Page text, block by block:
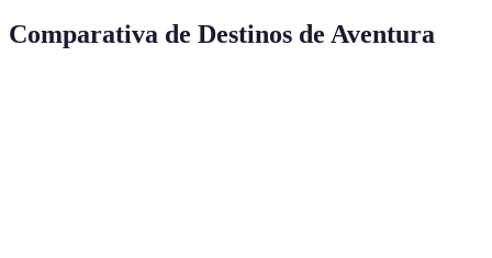
Comparativa de Destinos de Aventura